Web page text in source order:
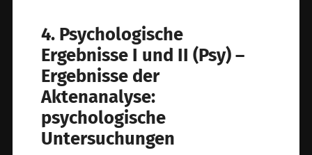
4. Psychologische
Ergebnisse I und II (Psy) –
Ergebnisse der
Aktenanalyse:
psychologische
Untersuchungen